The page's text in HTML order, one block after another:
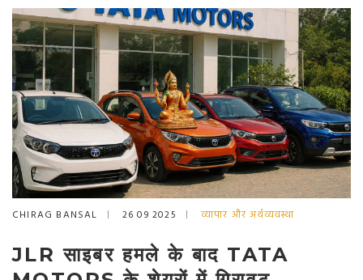
CHIRAG BANSAL 26 09 2025 व्यापार और अर्थव्यवस्था
JLR साइबर हमले के बाद TATA